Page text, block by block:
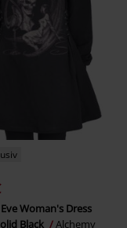
Woman's Dress
Black
Alchemy